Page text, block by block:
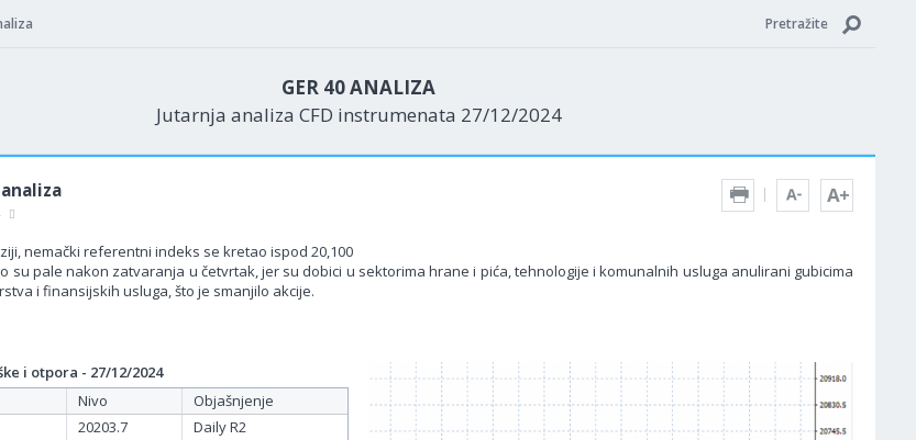
Pretražite
GER 40 ANALIZA
Jutarnja analiza CFD instrumenata 27/12/2024
nemački referentni indeks se kretao ispod 20,100
su pale nakon zatvaranja u četvrtak, jer su dobici u sektorima hrane i pića, tehnologije i komunalnih usluga anulirani gubicima
i finansijskih usluga, što je smanjilo akcije.
i otpora - 27/12/2024
Nivo
Objašnjenje
20203.7
Daily R2